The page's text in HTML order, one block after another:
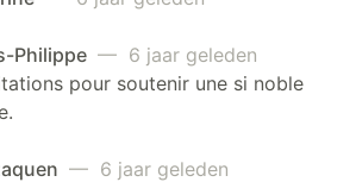
Philippe — 6 jaar geleden
pour soutenir une si noble
— 6 jaar geleden